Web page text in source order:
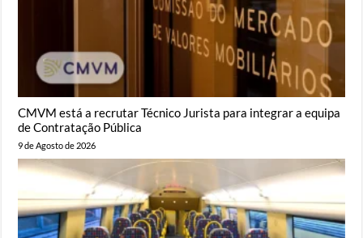
CMVM está a recrutar Técnico Jurista para integrar a equipa
de Contratação Pública
9 de Agosto de 2026